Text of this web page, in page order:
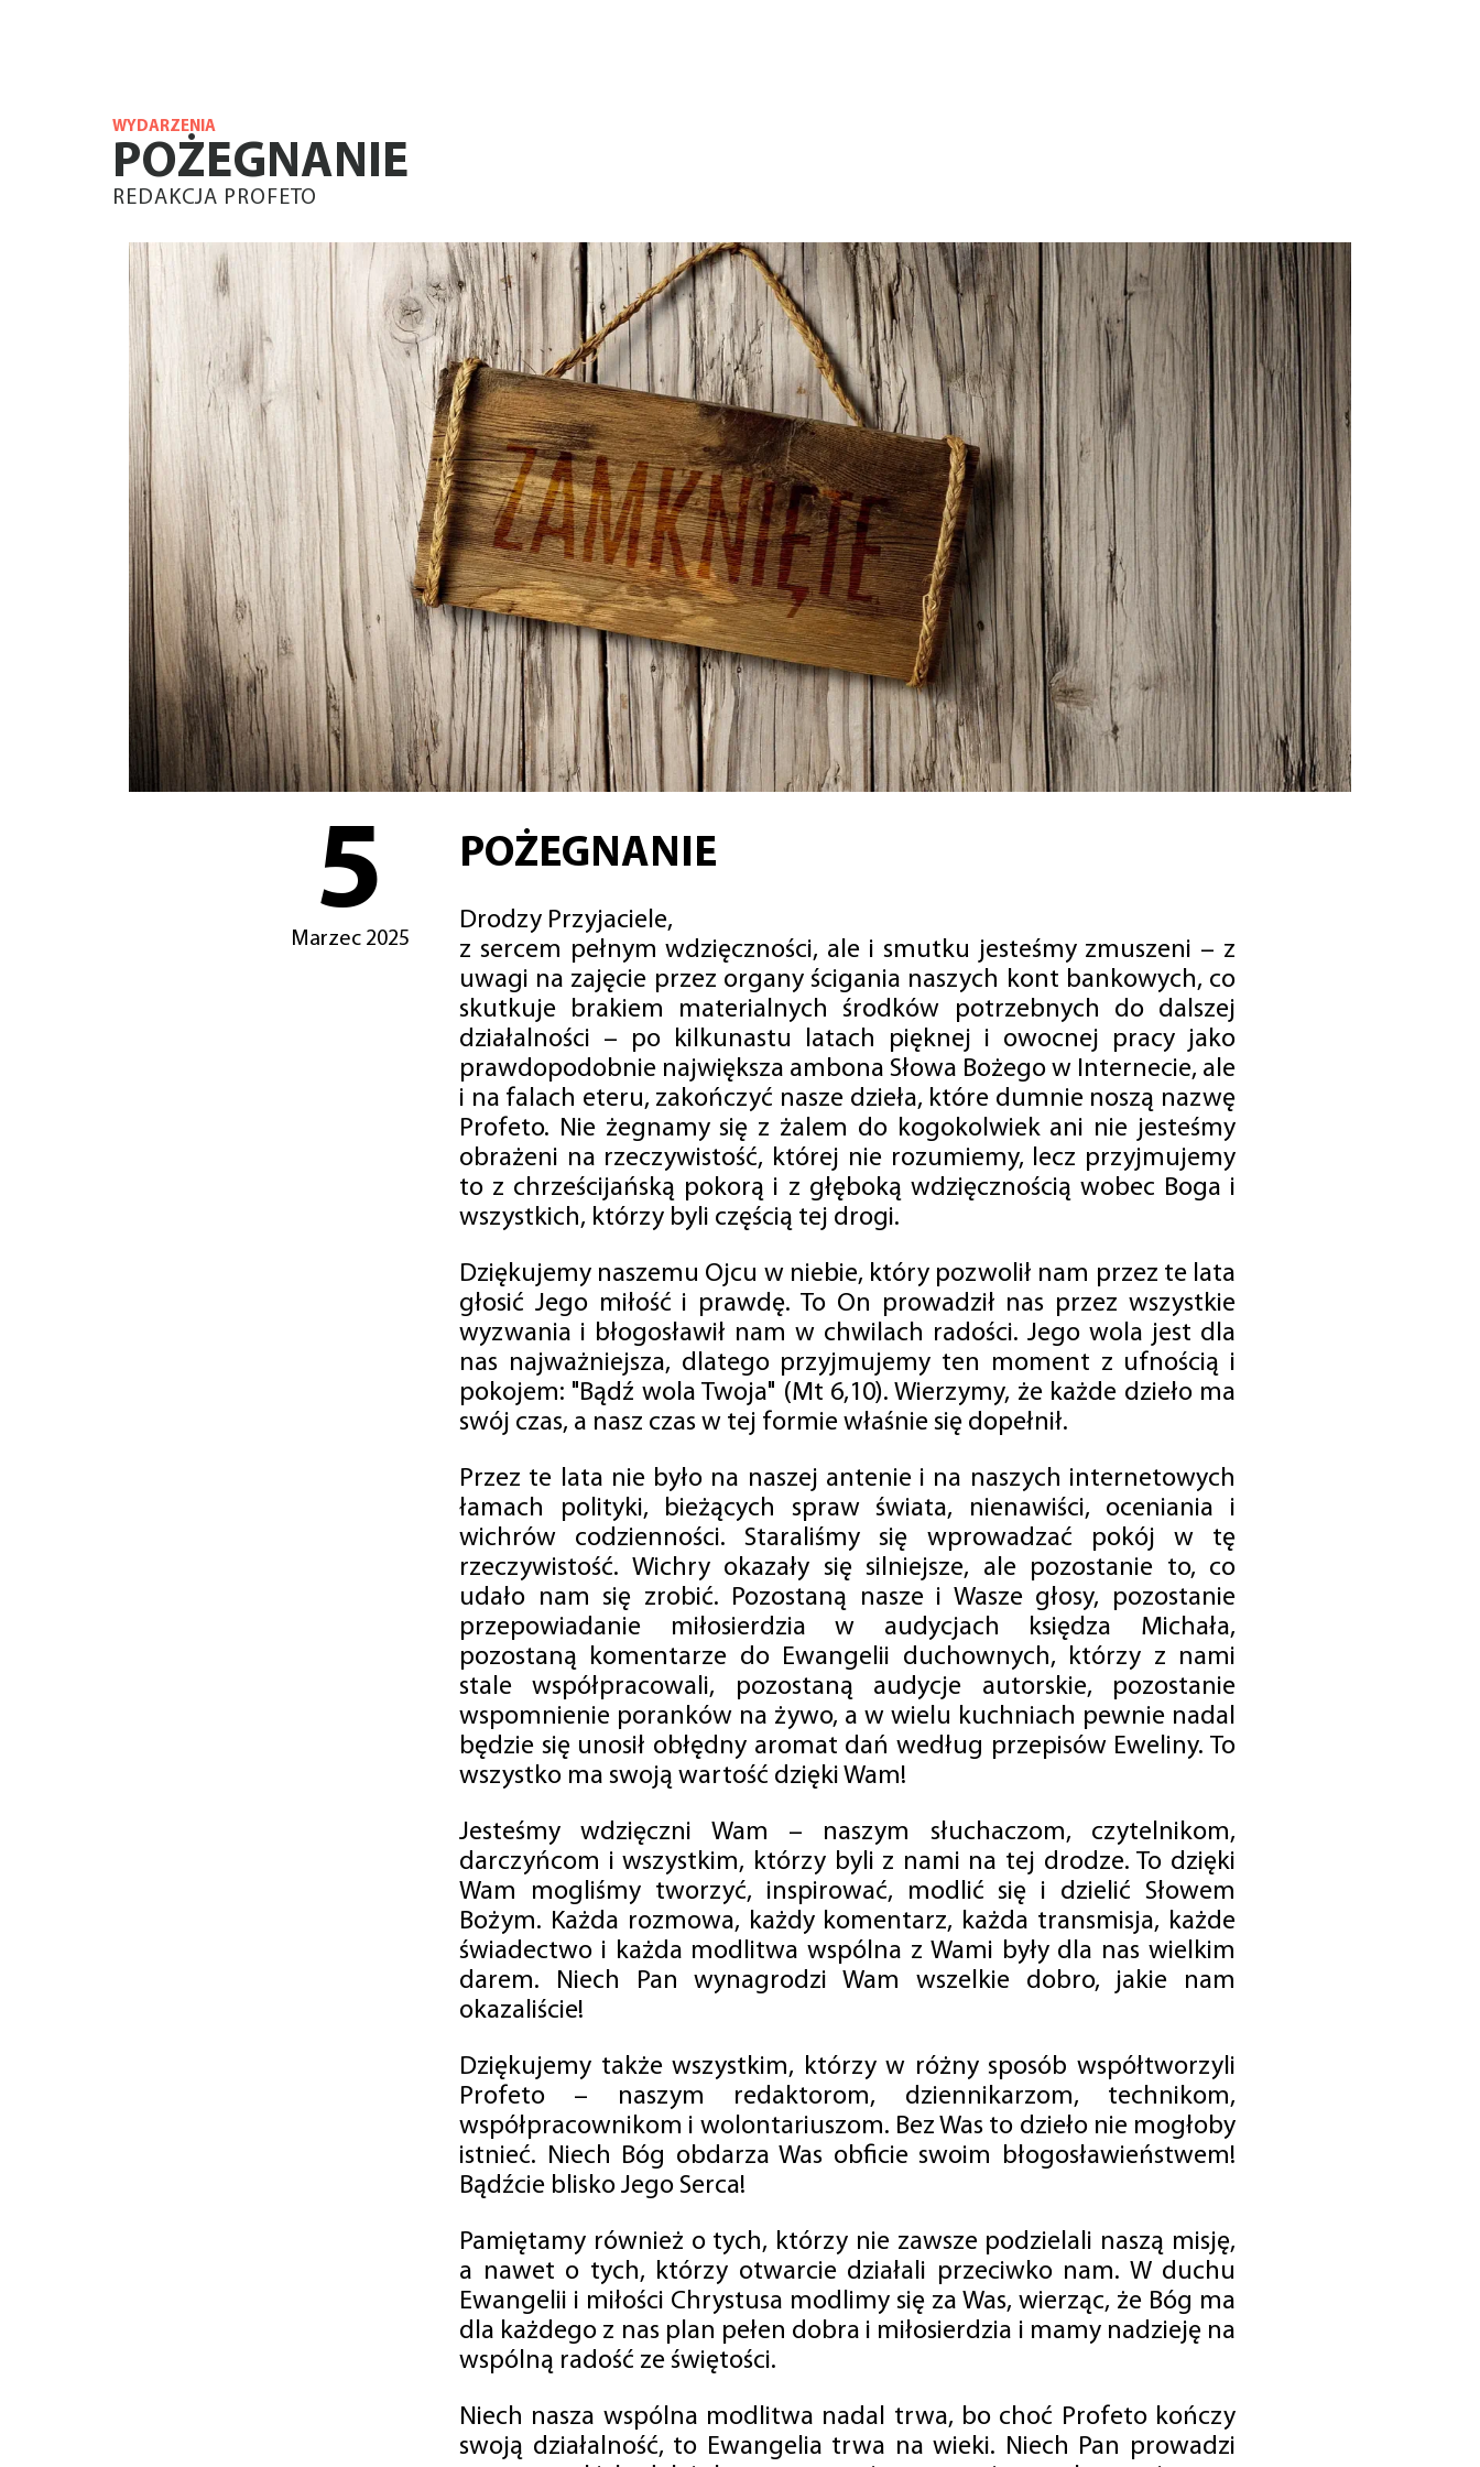
WYDARZENIA
POŻEGNANIE
REDAKCJA PROFETO
5
Marzec 2025
POŻEGNANIE
Drodzy Przyjaciele,
z sercem pełnym wdzięczności, ale i smutku jesteśmy zmuszeni – z
uwagi na zajęcie przez organy ścigania naszych kont bankowych, co
skutkuje brakiem materialnych środków potrzebnych do dalszej
działalności – po kilkunastu latach pięknej i owocnej pracy jako
prawdopodobnie największa ambona Słowa Bożego w Internecie, ale
i na falach eteru, zakończyć nasze dzieła, które dumnie noszą nazwę
Profeto. Nie żegnamy się z żalem do kogokolwiek ani nie jesteśmy
obrażeni na rzeczywistość, której nie rozumiemy, lecz przyjmujemy
to z chrześcijańską pokorą i z głęboką wdzięcznością wobec Boga i
wszystkich, którzy byli częścią tej drogi.
Dziękujemy naszemu Ojcu w niebie, który pozwolił nam przez te lata
głosić Jego miłość i prawdę. To On prowadził nas przez wszystkie
wyzwania i błogosławił nam w chwilach radości. Jego wola jest dla
nas najważniejsza, dlatego przyjmujemy ten moment z ufnością i
pokojem: "Bądź wola Twoja" (Mt 6,10). Wierzymy, że każde dzieło ma
swój czas, a nasz czas w tej formie właśnie się dopełnił.
Przez te lata nie było na naszej antenie i na naszych internetowych
łamach polityki, bieżących spraw świata, nienawiści, oceniania i
wichrów codzienności. Staraliśmy się wprowadzać pokój w tę
rzeczywistość. Wichry okazały się silniejsze, ale pozostanie to, co
udało nam się zrobić. Pozostaną nasze i Wasze głosy, pozostanie
przepowiadanie miłosierdzia w audycjach księdza Michała,
pozostaną komentarze do Ewangelii duchownych, którzy z nami
stale współpracowali, pozostaną audycje autorskie, pozostanie
wspomnienie poranków na żywo, a w wielu kuchniach pewnie nadal
będzie się unosił obłędny aromat dań według przepisów Eweliny. To
wszystko ma swoją wartość dzięki Wam!
Jesteśmy wdzięczni Wam – naszym słuchaczom, czytelnikom,
darczyńcom i wszystkim, którzy byli z nami na tej drodze. To dzięki
Wam mogliśmy tworzyć, inspirować, modlić się i dzielić Słowem
Bożym. Każda rozmowa, każdy komentarz, każda transmisja, każde
świadectwo i każda modlitwa wspólna z Wami były dla nas wielkim
darem. Niech Pan wynagrodzi Wam wszelkie dobro, jakie nam
okazaliście!
Dziękujemy także wszystkim, którzy w różny sposób współtworzyli
Profeto – naszym redaktorom, dziennikarzom, technikom,
współpracownikom i wolontariuszom. Bez Was to dzieło nie mogłoby
istnieć. Niech Bóg obdarza Was obficie swoim błogosławieństwem!
Bądźcie blisko Jego Serca!
Pamiętamy również o tych, którzy nie zawsze podzielali naszą misję,
a nawet o tych, którzy otwarcie działali przeciwko nam. W duchu
Ewangelii i miłości Chrystusa modlimy się za Was, wierząc, że Bóg ma
dla każdego z nas plan pełen dobra i miłosierdzia i mamy nadzieję na
wspólną radość ze świętości.
Niech nasza wspólna modlitwa nadal trwa, bo choć Profeto kończy
swoją działalność, to Ewangelia trwa na wieki. Niech Pan prowadzi